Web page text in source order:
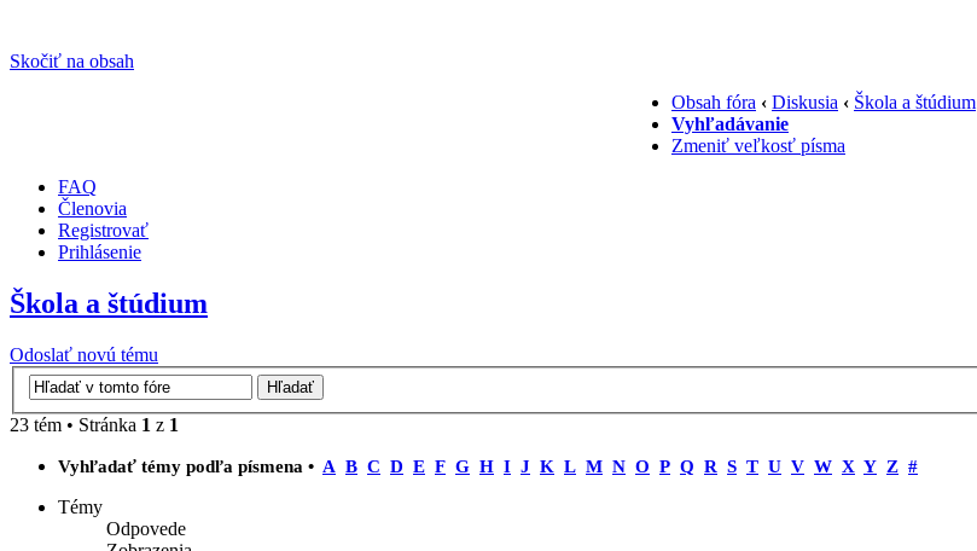
Skočiť na obsah
Obsah fóra ‹ Diskusia ‹ Škola a štúdium
Vyhľadávanie
Zmeniť veľkosť písma
FAQ
Členovia
Registrovať
Prihlásenie
Škola a štúdium
Odoslať novú tému
23 tém • Stránka 1 z 1
Vyhľadať témy podľa písmena • A B C D E F G H I J K L M N O P Q R S T U V W X Y Z #
Témy
Odpovede